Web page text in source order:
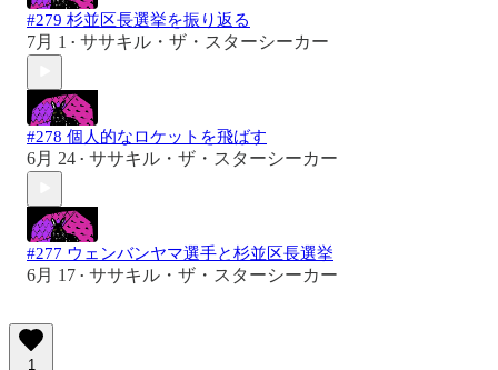
#279 杉並区長選挙を振り返る
7月 1 • ササキル・ザ・スターシーカー
#278 個人的なロケットを飛ばす
6月 24 • ササキル・ザ・スターシーカー
#277 ウェンバンヤマ選手と杉並区長選挙
6月 17 • ササキル・ザ・スターシーカー
1